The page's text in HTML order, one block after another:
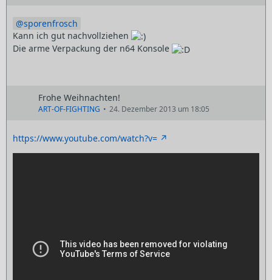
sporenfrosch
Kann ich gut nachvollziehen
Die arme Verpackung der n64 Konsole
Frohe Weihnachten!
ART-OF-FIGHTING 24. Dezember 2013 um 18:05
https://www.youtube.com/watch?v=